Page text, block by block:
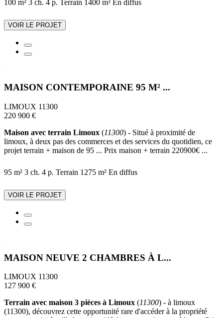
100 m² 3 ch. 4 p. Terrain 1400 m² En diffus
VOIR LE PROJET
MAISON CONTEMPORAINE 95 M² ...
LIMOUX 11300
220 900 €
Maison avec terrain Limoux (11300) - Situé à proximité de
limoux, à deux pas des commerces et des services du quotidien, ce
projet terrain + maison de 95 ... Prix maison + terrain 220900€ ...
95 m² 3 ch. 4 p. Terrain 1275 m² En diffus
VOIR LE PROJET
MAISON NEUVE 2 CHAMBRES À L...
LIMOUX 11300
127 900 €
Terrain avec maison 3 pièces à Limoux (11300) - à limoux
(11300), découvrez cette opportunité rare d'accéder à la propriété